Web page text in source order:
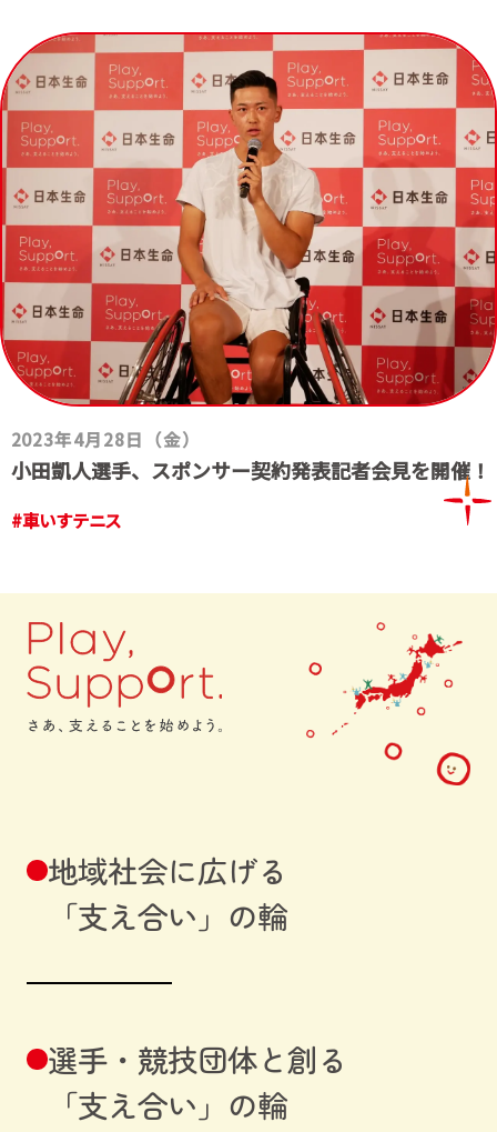
2023年4月28日（金）
小田凱人選手、スポンサー契約発表記者会見を開催！
# 車いすテニス
地域社会に広げる
「支え合い」の輪
選手・競技団体と創る
「支え合い」の輪